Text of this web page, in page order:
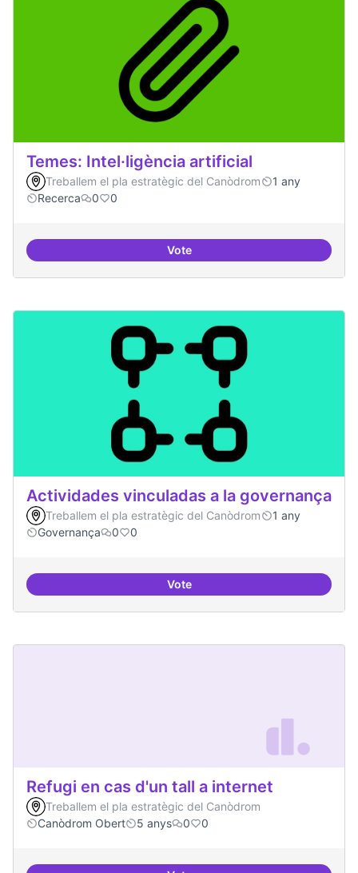
Temes: Intel·ligència artificial
Treballem el pla estratègic del Canòdrom
1 any
Recerca
0 0
VoteTemes: Intel·ligència artificial
Actividades vinculadas a la governança
Treballem el pla estratègic del Canòdrom
1 any
Governança
0 0
VoteActividades vinculadas a la
Refugi en cas d'un tall a internet
Treballem el pla estratègic del Canòdrom
Canòdrom Obert
5 anys 0 0